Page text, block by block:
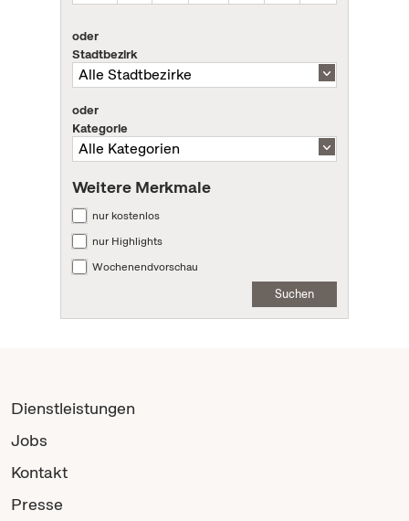
oder
Stadtbezirk
oder
Kategorie
Weitere Merkmale
nur kostenlos
nur Highlights
Wochenendvorschau
Suchen
Dienstleistungen
Jobs
Kontakt
Presse